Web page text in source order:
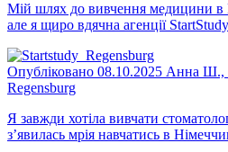
Мій шлях до вивчення медицини в
але я щиро вдячна агенції
Опубліковано 08.10.2025 Анна Ш.,
Regensburg
Я завжди хотіла вивчати
з’явилась мрія навчатись в